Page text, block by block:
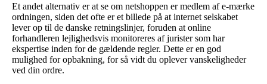
Et andet alternativ er at se om netshoppen er medlem af e-mærke
ordningen, siden det ofte er et billede på at internet selskabet
lever op til de danske retningslinjer, foruden at online
forhandleren lejlighedsvis monitoreres af jurister som har
ekspertise inden for de gældende regler. Dette er en god
mulighed for opbakning, for så vidt du oplever vanskeligheder
ved din ordre.